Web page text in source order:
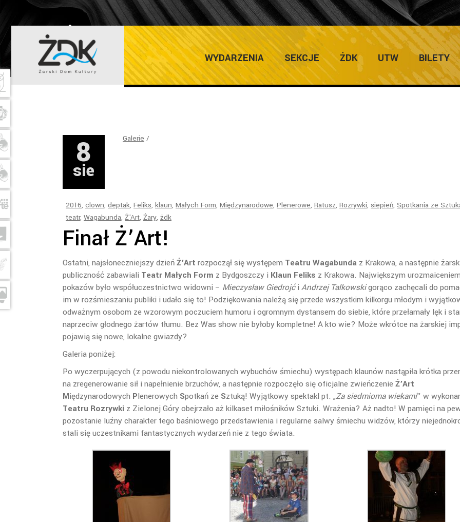
WYDARZENIA SEKCJE ŻDK UTW BILETY
ŻARSKI DOM KULTURY
8
sie
Galerie
2016, clown, deptak, Feliks, klaun, Małych Form, Międzynarodowe, Plenerowe, Ratusz, Rozrywki, siepień, Spotkania ze
teatr, Wagabunda, Ż'Art, Żary, żdk
Finał Ż’Art!
Ostatni, najsłoneczniejszy dzieńŻ’Art rozpoczął się występem Teatru Wagabunda z Krakowa, a następnie
publiczność zabawiali Teatr Małych Form z Bydgoszczy i Klaun Feliks z Krakowa. Największym
pokazów było współuczestnictwo widowni – Mieczysław Giedrojći Andrzej Talkowskigorąco zachęcali do
im w rozśmieszaniu publiki i udało się to! Podziękowania należą się przede wszystkim kilkorgu młodym i
odważnym osobom ze wzorowym poczuciem humoru i ogromnym dystansem do siebie, które przełamały lęk i
naprzeciw głodnego żartów tłumu. Bez Was show nie byłoby kompletne! A kto wie? Może wkrótce na żarskiej
pojawią się nowe, lokalne gwiazdy?
Galeria poniżej:
Po wyczerpujących (z powodu niekontrolowanych wybuchów śmiechu) występach klaunów nastąpiła krótka
na zregenerowanie sił i napełnienie brzuchów, a następnie rozpoczęło się oficjalne zwieńczenie Ż’Art
Międzynarodowych Plenerowych Spotkań ze Sztuką! Wyjątkowy spektakl pt. „Za siedmioma wiekami” w
Teatru Rozrywki z Zielonej Góry obejrzało aż kilkaset miłośników Sztuki. Wrażenia? Aż nadto! W pamięci na
pozostanie luźny charakter tego baśniowego przedstawienia i regularne salwy śmiechu widzów, którzy
stali się uczestnikami fantastycznych wydarzeń nie z tego świata.